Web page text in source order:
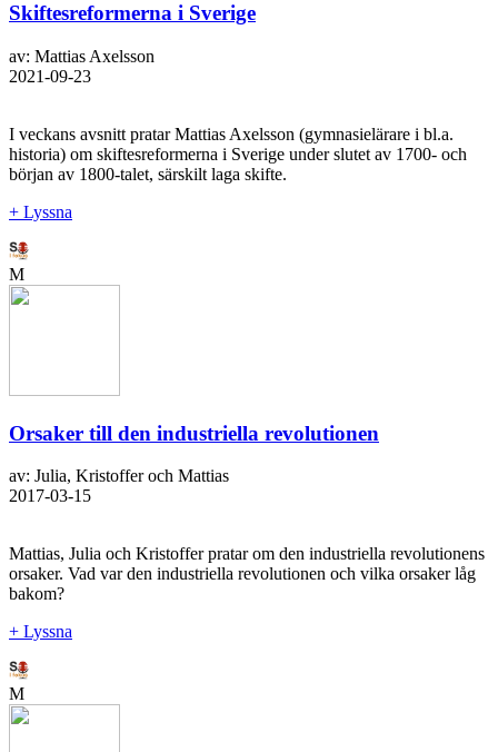
Skiftesreformerna i Sverige
av: Mattias Axelsson
2021-09-23
I veckans avsnitt pratar Mattias Axelsson (gymnasielärare i bl.a.
historia) om skiftesreformerna i Sverige under slutet av 1700- och
början av 1800-talet, särskilt laga skifte.
+ Lyssna
M
Orsaker till den industriella revolutionen
av: Julia, Kristoffer och Mattias
2017-03-15
Mattias, Julia och Kristoffer pratar om den industriella revolutionens
orsaker. Vad var den industriella revolutionen och vilka orsaker låg
bakom?
+ Lyssna
M